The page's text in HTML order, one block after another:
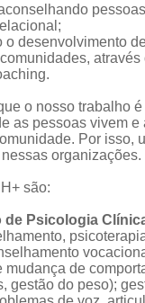
o desenvolvimento
o nosso trabalho
as pessoas vivem
Por isso,
organizações.
são:
Psicologia
mudança de
gestão do peso);